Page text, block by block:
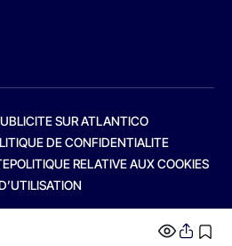
SUR ATLANTICO
DE CONFIDENTIALITE
POLITIQUE RELATIVE AUX COOKIES